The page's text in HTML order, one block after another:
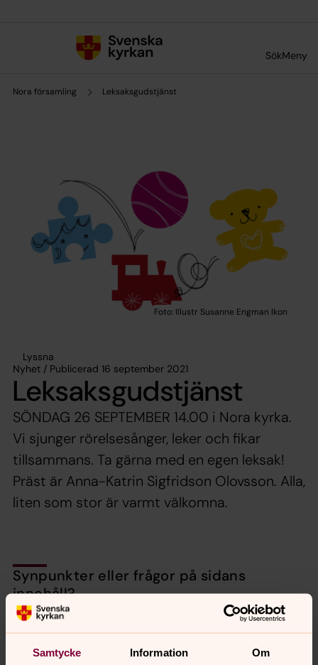
Samtycke Information Om
SökMeny
Nora församling Leksaksgudstjänst
Lyssna
Nyhet / Publicerad 16 september 2021
Leksaksgudstjänst
SÖNDAG 26 SEPTEMBER 14.00 i Nora kyrka.
Vi sjunger rörelsesånger, leker och fikar
tillsammans. Ta gärna med en egen leksak!
Präst är Anna-Katrin Sigfridson Olovsson. Alla,
liten som stor är varmt välkomna.
Synpunkter eller frågor på sidans
innehåll?
nora.tarnsjo.forsamling@svenskakyrkan.se